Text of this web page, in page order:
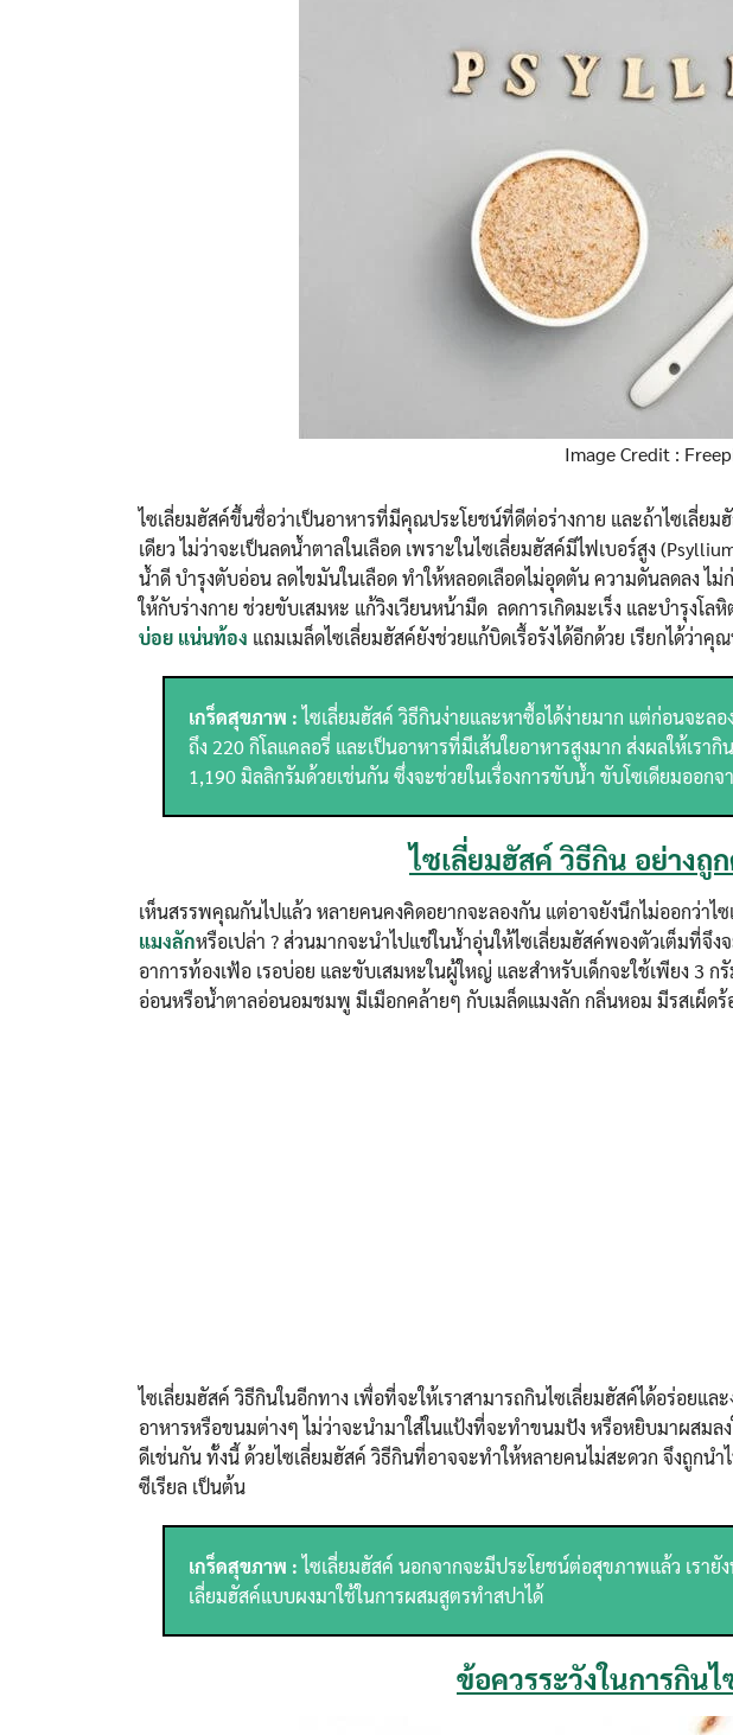
Search
for:
Image Credit :
ไซเลี่ยมฮัสค์ขึ้นชื่อว่าเป็นอาหารที่มีคุณประโยชน์ที่ดีต่อร่างกาย และถ้าไซเลี่ย
เดียว ไม่ว่าจะเป็นลดน้ำตาลในเลือด เพราะในไซเลี่ยมฮัสค์มีไฟเบอร์สูง
น้ำดี บำรุงตับอ่อน ลดไขมันในเลือด ทำให้หลอดเลือดไม่อุดตัน ความดันลดลง ไม่
ให้กับร่างกาย ช่วยขับเสมหะ แก้วิงเวียนหน้ามืด ลดการเกิดมะเร็ง และบำรุงโล
บ่อย แน่นท้อง แถมเมล็ดไซเลี่ยมฮัสค์ยังช่วยแก้บิดเรื้อรังได้อีกด้วย เรียกได้ว่า
เกร็ดสุขภาพ :ไซเลี่ยมฮัสค์ วิธีกินง่ายและหาซื้อได้ง่ายมาก แต่ก่อนจะล
ถึง 220 กิโลแคลอรี่ และเป็นอาหารที่มีเส้นใยอาหารสูงมาก ส่งผลให้เร
1,190 มิลลิกรัมด้วยเช่นกัน ซึ่งจะช่วยในเรื่องการขับน้ำ ขับโซเดียมออก
ไซเลี่ยมฮัสค์ วิธีกิน อย่างถู
เห็นสรรพคุณกันไปแล้ว หลายคนคงคิดอยากจะลองกัน แต่อาจยังนึกไม่ออกว่าไ
แมงลักหรือเปล่า ? ส่วนมากจะนำไปแช่ในน้ำอุ่นให้ไซเลี่ยมฮัสค์พองตัวเต็มที่จึ
อาการท้องเฟ้อ เรอบ่อย และขับเสมหะในผู้ใหญ่ และสำหรับเด็กจะใช้เพียง 3
อ่อนหรือน้ำตาลอ่อนอมชมพู มีเมือกคล้ายๆ กับเมล็ดแมงลัก กลิ่นหอม มีรสเผ็ด
ไซเลี่ยมฮัสค์ วิธีกินในอีกทาง เพื่อที่จะให้เราสามารถกินไซเลี่ยมฮัสค์ได้อร่อยแ
อาหารหรือขนมต่างๆ ไม่ว่าจะนำมาใส่ในแป้งที่จะทำขนมปัง หรือหยิบมาผสม
ดีเช่นกัน ทั้งนี้ ด้วยไซเลี่ยมฮัสค์ วิธีกินที่อาจจะทำให้หลายคนไม่สะดวก จึงถูกน
ซีเรียล เป็นต้น
เกร็ดสุขภาพ :ไซเลี่ยมฮัสค์ นอกจากจะมีประโยชน์ต่อสุขภาพแล้ว เรายั
เลี่ยมฮัสค์แบบผงมาใช้ในการผสมสูตรทำสปาได้
ข้อควรระวังในการกิน